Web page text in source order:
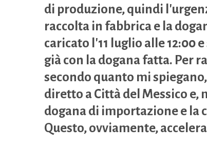
di produzione, quindi
raccolta in fabbrica e la
caricato l'11 luglio alle 12:00
già con la dogana fatta. Per
secondo quanto mi
diretto a Città del Messico e,
dogana di importazione e la
Questo, ovviamente,